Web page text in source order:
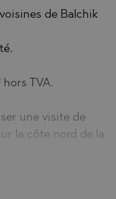
de Balchik
hors TVA.
une visite de
la côte nord de la